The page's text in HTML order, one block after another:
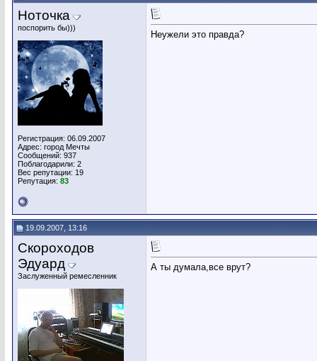
Ноточка
поспорить бы)))
Регистрация: 06.09.2007
Адрес: город Мечты
Сообщений: 937
Поблагодарили: 2
Вес репутации: 19
Репутация: 83
Неужели это правда?
19.09.2007, 13:16
Скороходов
Эдуард
Заслуженный ремесленник
А ты думала,все врут?